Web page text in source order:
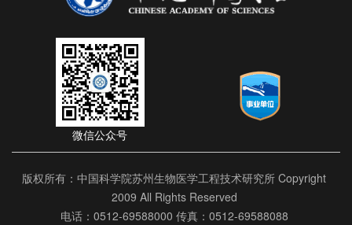
微信公众号
版权所有：中国科学院苏州生物医学工程技术研究所 Copyright
2009 All Rights Reserved
电话：0512-69588000 传真：0512-69588088